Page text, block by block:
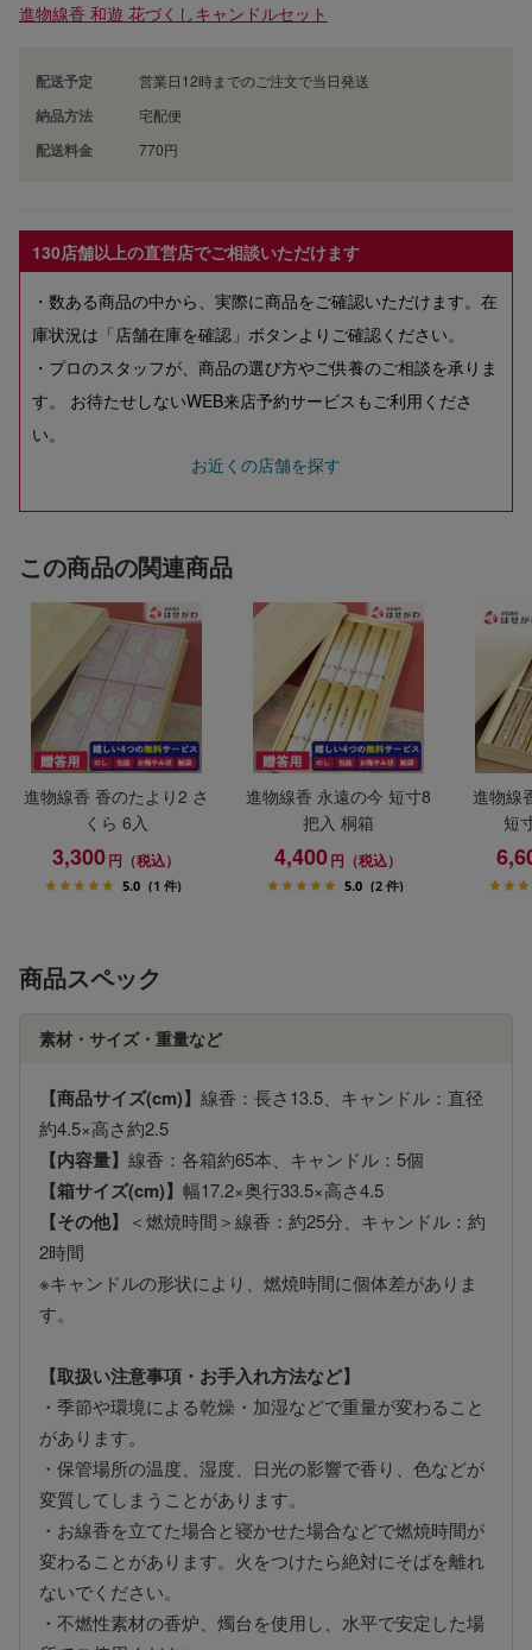
進物線香 和遊 花づくしキャンドルセット
配送予定 営業日12時までのご注文で当日発送
納品方法 宅配便
配送料金 770円
130店舗以上の直営店でご相談いただけます
・数ある商品の中から、実際に商品をご確認いただけます。在
庫状況は「店舗在庫を確認」ボタンよりご確認ください。
・プロのスタッフが、商品の選び方やご供養のご相談を承りま
す。 お待たせしないWEB来店予約サービスもご利用くださ
い。
お近くの店舗を探す
この商品の関連商品
進物線香 香のたより2 さ
くら 6入
3,300円（税込）
5.0 (1 件)
進物線香 永遠の今 短寸8
把入 桐箱
4,400円（税込）
5.0 (2 件)
進物線
短
商品スペック
素材・サイズ・重量など
【商品サイズ(cm)】 線香：長さ13.5、キャンドル：直径
約4.5×高さ約2.5
【内容量】 線香：各箱約65本、キャンドル：5個
【箱サイズ(cm)】 幅17.2×奥行33.5×高さ4.5
【その他】
＜燃焼時間＞線香：約25分、キャンドル：約
2時間
※キャンドルの形状により、燃焼時間に個体差がありま
す。
【取扱い注意事項・お手入れ方法など】
・季節や環境による乾燥・加湿などで重量が変わること
があります。
・保管場所の温度、湿度、日光の影響で香り、色などが
変質してしまうことがあります。
・お線香を立てた場合と寝かせた場合などで燃焼時間が
変わることがあります。火をつけたら絶対にそばを離れ
ないでください。
・不燃性素材の香炉、燭台を使用し、水平で安定した場